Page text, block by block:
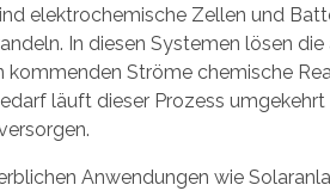
elektrochemische Zellen und
In diesen Systemen lösen
kommenden Ströme chemische
läuft dieser Prozess umgekehrt
Anwendungen wie